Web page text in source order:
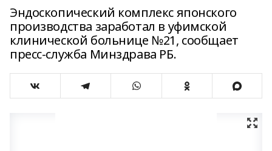
Эндоскопический комплекс японского
производства заработал в уфимской
клинической больнице №21, сообщает
пресс-служба Минздрава РБ.